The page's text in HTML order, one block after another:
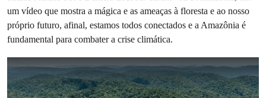
um vídeo que mostra a mágica e as ameaças à floresta e ao nosso
próprio futuro, afinal, estamos todos conectados e a Amazônia é
fundamental para combater a crise climática.